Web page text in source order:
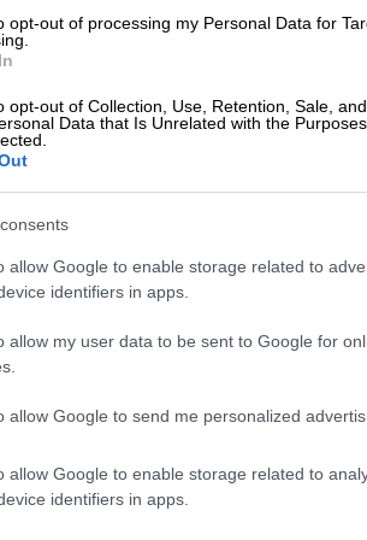
opt-out of processing my Personal Data for
opt-out of Collection, Use, Retention, Sale,
Data that Is Unrelated with the
allow Google to enable storage related to
identifiers in apps.
allow my user data to be sent to Google for
allow Google to send me personalized
allow Google to enable storage related to
identifiers in apps.
ΑΕΛ για την
ΓΙΑΝΝΙΝΑ 1966.
1966 παρέβη τις
με το άρθρο 69Α παρ.παρ. 1,
με τα άρθρα 7 και 8
ως ΄΄ Βαρεία΄΄.
και ως ΄΄ πόρισμα΄΄ στα
προβλεπόμενης ποινής. Και
κ. Εισαγγελέα Πλημμελειοδικών
παραγραφής ), για τις
Ν 2725/ 1999 όπως τροπ.